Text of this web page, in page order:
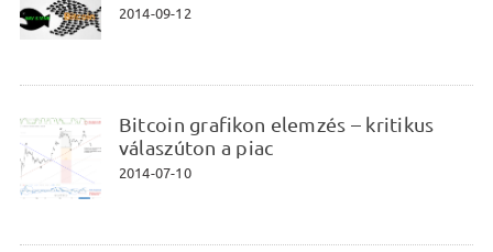
2014-09-12
Bitcoin grafikon elemzés – kritikus
válaszúton a piac
2014-07-10